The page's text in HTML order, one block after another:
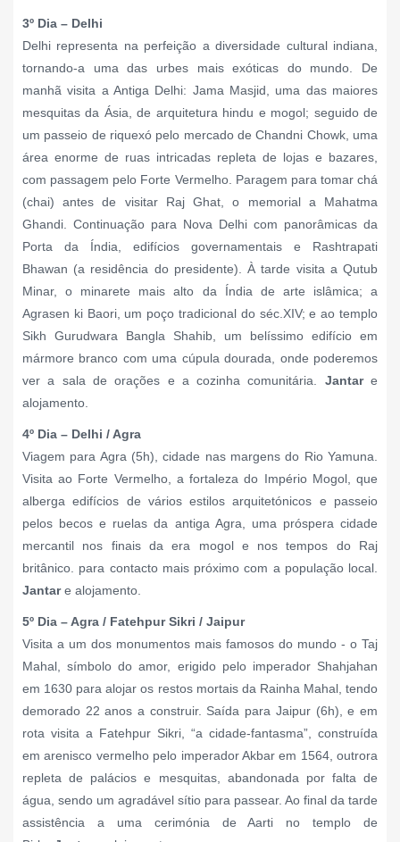
3º Dia – Delhi
Delhi representa na perfeição a diversidade cultural indiana,
tornando-a uma das urbes mais exóticas do mundo. De
manhã visita a Antiga Delhi: Jama Masjid, uma das maiores
mesquitas da Ásia, de arquitetura hindu e mogol; seguido de
um passeio de riquexó pelo mercado de Chandni Chowk, uma
área enorme de ruas intricadas repleta de lojas e bazares,
com passagem pelo Forte Vermelho. Paragem para tomar chá
(chai) antes de visitar Raj Ghat, o memorial a Mahatma
Ghandi. Continuação para Nova Delhi com panorâmicas da
Porta da Índia, edifícios governamentais e Rashtrapati
Bhawan (a residência do presidente). À tarde visita a Qutub
Minar, o minarete mais alto da Índia de arte islâmica; a
Agrasen ki Baori, um poço tradicional do séc.XIV; e ao templo
Sikh Gurudwara Bangla Shahib, um belíssimo edifício em
mármore branco com uma cúpula dourada, onde poderemos
ver a sala de orações e a cozinha comunitária. Jantare
alojamento.
4º Dia – Delhi / Agra
Viagem para Agra (5h), cidade nas margens do Rio Yamuna.
Visita ao Forte Vermelho, a fortaleza do Império Mogol, que
alberga edifícios de vários estilos arquitetónicos e passeio
pelos becos e ruelas da antiga Agra, uma próspera cidade
mercantil nos finais da era mogol e nos tempos do Raj
britânico. para contacto mais próximo com a população local.
Jantare alojamento.
5º Dia – Agra / Fatehpur Sikri / Jaipur
Visita a um dos monumentos mais famosos do mundo - o Taj
Mahal, símbolo do amor, erigido pelo imperador Shahjahan
em 1630 para alojar os restos mortais da Rainha Mahal, tendo
demorado 22 anos a construir. Saída para Jaipur (6h), e em
rota visita a Fatehpur Sikri, “a cidade-fantasma”, construída
em arenisco vermelho pelo imperador Akbar em 1564, outrora
repleta de palácios e mesquitas, abandonada por falta de
água, sendo um agradável sítio para passear. Ao final da tarde
assistência a uma cerimónia de Aarti no templo de